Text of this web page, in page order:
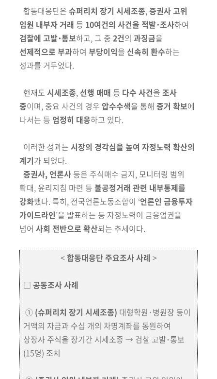
합동대응단은 슈퍼리치 장기 시세조종, 증권사 고위
임원 내부자 거래 등 10여건의 사건을 적발･조사하여
검찰에 고발･통보하고, 그 중 2건의 과징금을
선제적으로 부과하여 부당이익을 신속히 환수하는
성과를 거두었다.
현재도 시세조종, 선행 매매 등 다수 사건을 조사
중이며, 중요 사건의 경우 압수수색을 통해 증거 확보에
나서는 등 엄정히 대응하고 있다.
이러한 성과는 시장의 경각심을 높여 자정노력 확산의
계기가 되었다.
증권사, 언론사 등은 주식매수 금지, 모니터링 범위
확대, 윤리지침 마련 등 불공정거래 관련 내부통제를
강화했다. 특히, 전국언론노동조합이 ‘언론인 금융투자
가이드라인’을 발표하는 등 자정노력이 금융업권을
넘어 사회 전반으로 확산되는 추세이다.
< 합동대응단 주요조사 사례 >
□ 공동조사 사례
① (슈퍼리치 장기 시세조종) 대형학원·병원장 등이
거액의 자금과 수십 개의 차명계좌를 동원하여
상장사 주식을 장기간 시세조종 → 검찰 고발･통보
(15명) 조치